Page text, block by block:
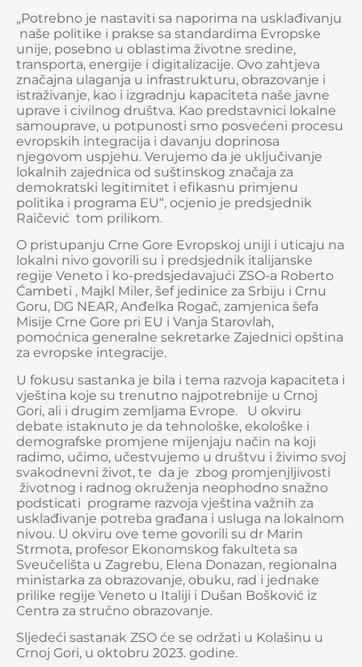
„Potrebno je nastaviti sa naporima na usklađivanju
naše politike i prakse sa standardima Evropske
unije, posebno u oblastima životne sredine,
transporta, energije i digitalizacije. Ovo zahtjeva
značajna ulaganja u infrastrukturu, obrazovanje i
istraživanje, kao i izgradnju kapaciteta naše javne
uprave i civilnog društva. Kao predstavnici lokalne
samouprave, u potpunosti smo posvećeni procesu
evropskih integracija i davanju doprinosa
njegovom uspjehu. Verujemo da je uključivanje
lokalnih zajednica od suštinskog značaja za
demokratski legitimitet i efikasnu primjenu
politika i programa EU“, ocjenio je predsjednik
Raičević tom prilikom.
O pristupanju Crne Gore Evropskoj uniji i uticaju na
lokalni nivo govorili su i predsjednik italijanske
regije Veneto i ko-predsjedavajući ZSO-a Roberto
Ćambeti , Majkl Miler, šef jedinice za Srbiju i Crnu
Goru, DG NEAR, Anđelka Rogač, zamjenica šefa
Misije Crne Gore pri EU i Vanja Starovlah,
pomoćnica generalne sekretarke Zajednici opština
za evropske integracije.
U fokusu sastanka je bila i tema razvoja kapaciteta i
vještina koje su trenutno najpotrebnije u Crnoj
Gori, ali i drugim zemljama Evrope. U okviru
debate istaknuto je da tehnološke, ekološke i
demografske promjene mijenjaju način na koji
radimo, učimo, učestvujemo u društvu i živimo svoj
svakodnevni život, te da je zbog promjenjljivosti
životnog i radnog okruženja neophodno snažno
podsticati programe razvoja vještina važnih za
usklađivanje potreba građana i usluga na lokalnom
nivou. U okviru ove teme govorili su dr Marin
Strmota, profesor Ekonomskog fakulteta sa
Sveučelišta u Zagrebu, Elena Donazan, regionalna
ministarka za obrazovanje, obuku, rad i jednake
prilike regije Veneto u Italiji i Dušan Bošković iz
Centra za stručno obrazovanje.
Sljedeći sastanak ZSO će se održati u Kolašinu u
Crnoj Gori, u oktobru 2023. godine.